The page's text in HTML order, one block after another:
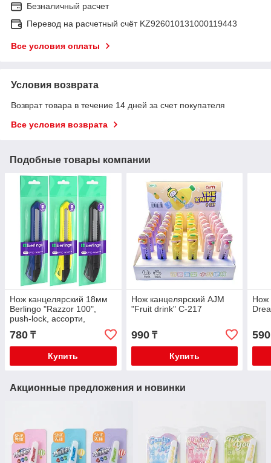
Безналичный расчет
Перевод на расчетный счёт KZ926010131000119443
Все условия оплаты
Условия возврата
Возврат товара в течение 14 дней за счет покупателя
Все условия возврата
Подобные товары компании
Нож канцелярский 18мм
Berlingo "Razzor 100",
push-lock, ассорти,
BM4126
780 ₸
Купить
Нож канцелярский AJM
"Fruit drink" C-217
990₸
Купить
Нож
590
Акционные предложения и новинки